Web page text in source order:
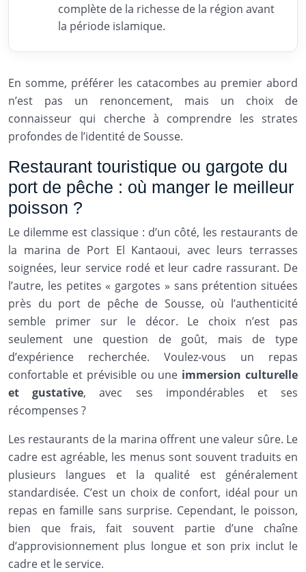
complète de la richesse de la région avant
la période islamique.
En somme, préférer les catacombes au premier abord
n’est pas un renoncement, mais un choix de
connaisseur qui cherche à comprendre les strates
profondes de l’identité de Sousse.
Restaurant touristique ou gargote du
port de pêche : où manger le meilleur
poisson ?
Le dilemme est classique : d’un côté, les restaurants de
la marina de Port El Kantaoui, avec leurs terrasses
soignées, leur service rodé et leur cadre rassurant. De
l’autre, les petites « gargotes » sans prétention situées
près du port de pêche de Sousse, où l’authenticité
semble primer sur le décor. Le choix n’est pas
seulement une question de goût, mais de type
d’expérience recherchée. Voulez-vous un repas
confortable et prévisible ou une immersion culturelle
et gustative, avec ses impondérables et ses
récompenses ?
Les restaurants de la marina offrent une valeur sûre. Le
cadre est agréable, les menus sont souvent traduits en
plusieurs langues et la qualité est généralement
standardisée. C’est un choix de confort, idéal pour un
repas en famille sans surprise. Cependant, le poisson,
bien que frais, fait souvent partie d’une chaîne
d’approvisionnement plus longue et son prix inclut le
cadre et le service.